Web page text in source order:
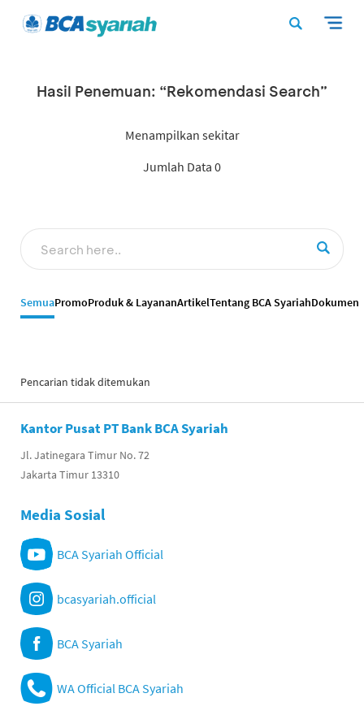
Hasil Penemuan: “Rekomendasi Search”
Menampilkan sekitar
Jumlah Data 0
SemuaPromoProduk & LayananArtikelTentang BCA SyariahDokumen
Pencarian tidak ditemukan
Kantor Pusat PT Bank BCA Syariah
Jl. Jatinegara Timur No. 72
Jakarta Timur 13310
Media Sosial
BCA Syariah Official
bcasyariah.official
BCA Syariah
WA Official BCA Syariah